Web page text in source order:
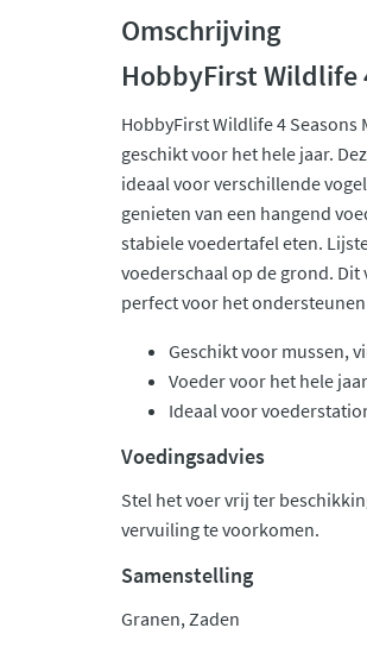
Omschrijving
HobbyFirst Wildlife
HobbyFirst Wildlife 4
geschikt voor het hele jaar.
ideaal voor verschillende
genieten van een hangend
stabiele voedertafel eten.
voederschaal op de grond.
perfect voor het
Geschikt voor mussen,
Voeder voor het hele jaar
Ideaal voor
Voedingsadvies
Stel het voer vrij ter
vervuiling te voorkomen.
Samenstelling
Granen, Zaden